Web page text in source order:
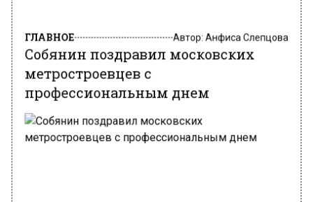
Собянин поздравил московских
метростроевцев с
профессиональным днем